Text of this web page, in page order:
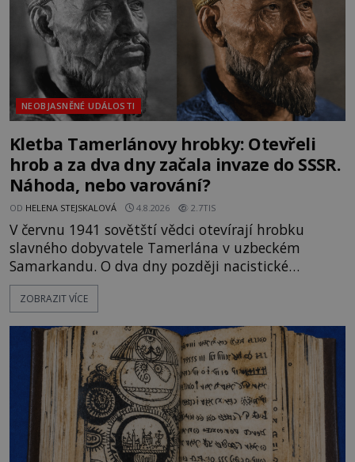
NEOBJASNĚNÉ UDÁLOSTI
Kletba Tamerlánovy hrobky: Otevřeli
hrob a za dva dny začala invaze do SSSR.
Náhoda, nebo varování?
OD HELENA STEJSKALOVÁ 4.8.2026 2.7TIS
V červnu 1941 sovětští vědci otevírají hrobku
slavného dobyvatele Tamerlána v uzbeckém
Samarkandu. O dva dny později nacistické
Německo zahajuje operaci Barbarossa a napadá
Sovětský svaz. Shoda dat je natolik zarážející, že se
na legendě něco pravdy, nebo jde jen o fascinující
souhru okolností? Když antropolog Michail
Gerasimov (1907-1970) a
ZOBRAZIT VÍCE